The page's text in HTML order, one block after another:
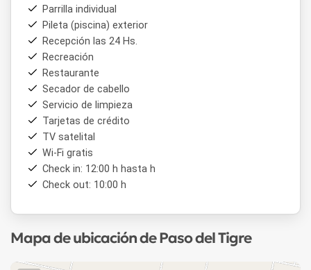
Parrilla individual
Pileta (piscina) exterior
Recepción las 24 Hs.
Recreación
Restaurante
Secador de cabello
Servicio de limpieza
Tarjetas de crédito
TV satelital
Wi-Fi gratis
Check in: 12:00 h hasta h
Check out: 10:00 h
Mapa de ubicación de Paso del Tigre